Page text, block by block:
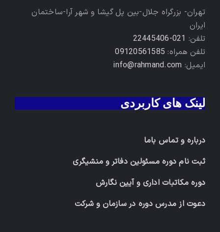
تهران- بزرگراه جلال-بین پل گیشا و شهر آرا-ساختمان
ایران
تلفن: 021-22445406
تلفن همراه: 09120561585
ایمیل: info@rahmand.com
لینک های کاربردی
درباره و تماس باما
ثبت نام دوره مسئولین دفاتر و منشیگری
دوره مکاتبات اداری و آیین نگارش
دعوت از مدرس دوره در سازمان و شرکت